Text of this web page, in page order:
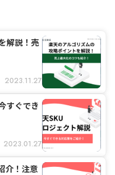
解説！売
2023.11.27
すぐでき
2023.01.27
介！注意